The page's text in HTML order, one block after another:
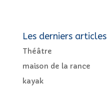
Les derniers articles
Théâtre
maison de la rance
kayak